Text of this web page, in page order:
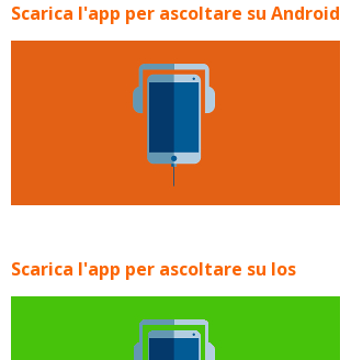
Scarica l'app per ascoltare su Android
Scarica l'app per ascoltare su Ios